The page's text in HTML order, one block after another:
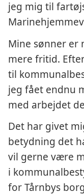
jeg mig til
Mine sønner er
mere fritid.
til
jeg fået endnu
med arbejdet
Det har givet
betydning det
vil gerne være
i
for Tårnbys